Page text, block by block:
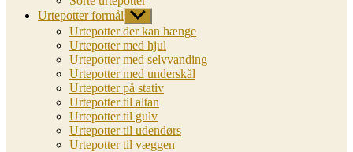
Urtepotter formål Vis
undermenu
Urtepotter der kan hænge
Urtepotter med hjul
Urtepotter med selvvanding
Urtepotter med underskål
Urtepotter på stativ
Urtepotter til altan
Urtepotter til gulv
Urtepotter til udendørs
Urtepotter til væggen